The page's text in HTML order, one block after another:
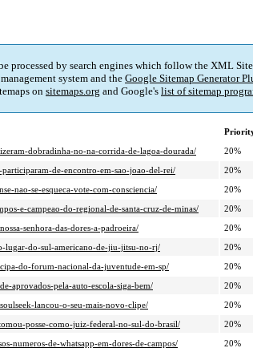
processed by search engines which follow the XML
system and the Google Sitemap Generator
on sitemaps.org and Google's list of sitemap
dobradinha-no-na-corrida-de-lagoa-dourada/
20%
participaram-de-encontro-em-sao-joao-del-rei/
20%
nao-se-esqueca-vote-com-consciencia/
20%
e-campeao-do-regional-de-santa-cruz-de-minas/
20%
senhora-das-dores-a-padroeira/
20%
lugar-do-sul-americano-de-jiu-jitsu-no-rj/
20%
do-forum-nacional-da-juventude-em-sp/
20%
aprovados-pela-auto-escola-siga-bem/
20%
lancou-o-seu-mais-novo-clipe/
20%
posse-como-juiz-federal-no-sul-do-brasil/
20%
numeros-de-whatsapp-em-dores-de-campos/
20%